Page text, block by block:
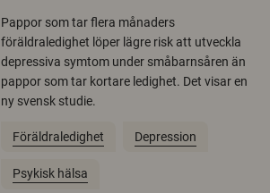
Pappor som tar flera månaders
föräldraledighet löper lägre risk att utveckla
depressiva symtom under småbarnsåren än
pappor som tar kortare ledighet. Det visar en
ny svensk studie.
Föräldraledighet Depression
Psykisk hälsa